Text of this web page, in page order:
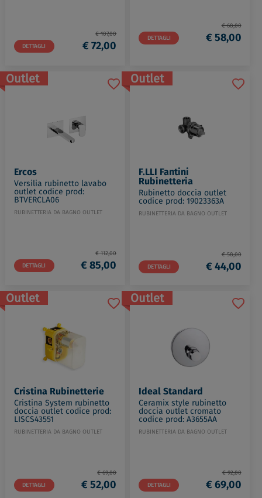
DETTAGLI
€ 107,00
€ 72,00
DETTAGLI
€ 68,00
€ 58,00
Outlet
Ercos
Versilia rubinetto lavabo
outlet codice prod:
BTVERCLA06
RUBINETTERIA DA BAGNO OUTLET
DETTAGLI
€ 112,00
€ 85,00
Outlet
F.LLI Fantini
Rubinetteria
Rubinetto doccia outlet
codice prod: 19023363A
RUBINETTERIA DA BAGNO OUTLET
DETTAGLI
€ 58,00
€ 44,00
Outlet
Cristina Rubinetterie
Cristina System rubinetto
doccia outlet codice prod:
LISCS43551
RUBINETTERIA DA BAGNO OUTLET
DETTAGLI
€ 69,00
€ 52,00
Outlet
Ideal Standard
Ceramix style rubinetto
doccia outlet cromato
codice prod: A3655AA
RUBINETTERIA DA BAGNO OUTLET
DETTAGLI
€ 92,00
€ 69,00